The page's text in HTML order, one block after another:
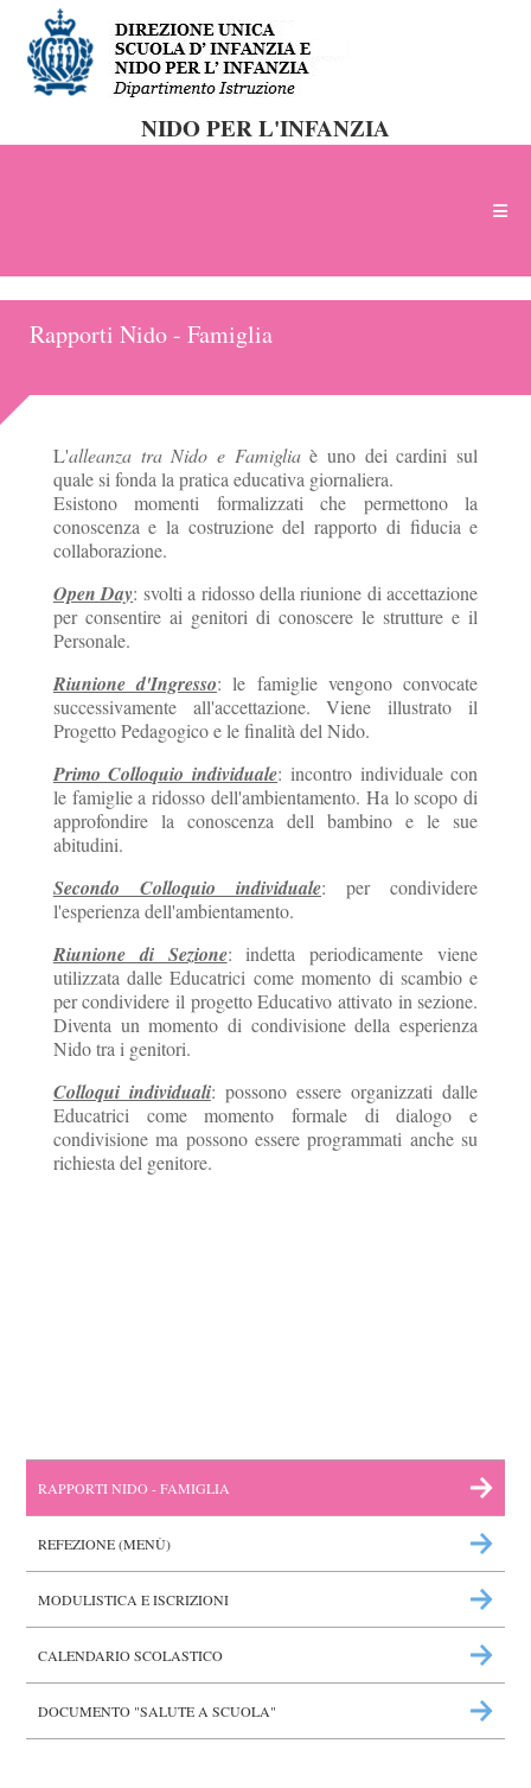
NIDO PER L'INFANZIA
Rapporti Nido - Famiglia
L'alleanza tra Nido e Famigliaè uno dei cardini sul
quale si fonda la pratica educativa giornaliera.
Esistono momenti formalizzati che permettono la
conoscenza e la costruzione del rapporto di fiducia e
collaborazione.
Open Day: svolti a ridosso della riunione di accettazione
per consentire ai genitori di conoscere le strutture e il
Personale.
Riunione d'Ingresso: le famiglie vengono convocate
successivamente all'accettazione. Viene illustrato il
Progetto Pedagogico e le finalità del Nido.
Primo Colloquio individuale: incontro individuale con
le famiglie a ridosso dell'ambientamento. Ha lo scopo di
approfondire la conoscenza dell bambino e le sue
abitudini.
Secondo Colloquio individuale: per condividere
l'esperienza dell'ambientamento.
Riunione di Sezione: indetta periodicamente viene
utilizzata dalle Educatrici come momento di scambio e
per condividere il progetto Educativo attivato in sezione.
Diventa un momento di condivisione della esperienza
Nido tra i genitori.
Colloqui individuali: possono essere organizzati dalle
Educatrici come momento formale di dialogo e
condivisione ma possono essere programmati anche su
richiesta del genitore.
RAPPORTI NIDO - FAMIGLIA
REFEZIONE (MENÙ)
MODULISTICA E ISCRIZIONI
CALENDARIO SCOLASTICO
DOCUMENTO "SALUTE A SCUOLA"